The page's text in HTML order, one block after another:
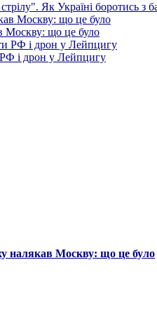
Як Україні боротись з
Москву: що це було
і дрон у Лейпцигу
налякав Москву: що це було